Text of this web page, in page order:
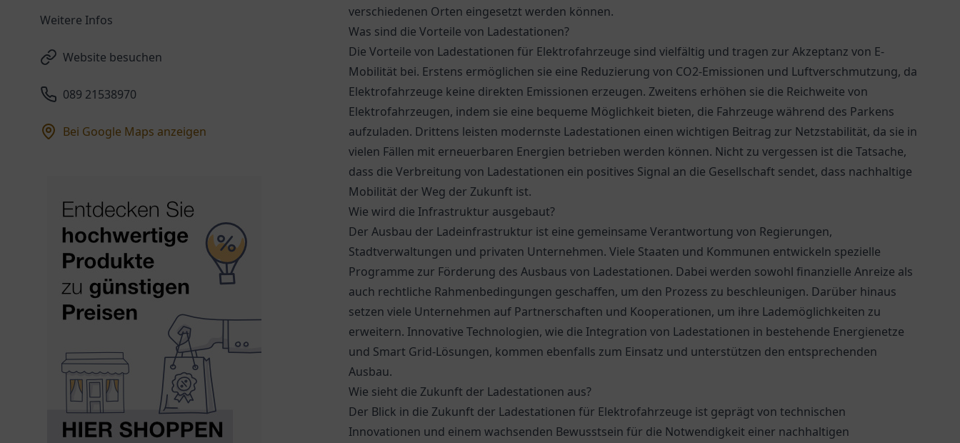
Weitere Infos
Website besuchen
089 21538970
Bei Google Maps anzeigen
verschiedenen Orten eingesetzt werden können.
Was sind die Vorteile von Ladestationen?
Die Vorteile von Ladestationen für Elektrofahrzeuge sind vielfältig und tragen zur Akzeptanz von E-
Mobilität bei. Erstens ermöglichen sie eine Reduzierung von CO2-Emissionen und Luftverschmutzung, da
Elektrofahrzeuge keine direkten Emissionen erzeugen. Zweitens erhöhen sie die Reichweite von
Elektrofahrzeugen, indem sie eine bequeme Möglichkeit bieten, die Fahrzeuge während des Parkens
aufzuladen. Drittens leisten modernste Ladestationen einen wichtigen Beitrag zur Netzstabilität, da sie in
vielen Fällen mit erneuerbaren Energien betrieben werden können. Nicht zu vergessen ist die Tatsache,
dass die Verbreitung von Ladestationen ein positives Signal an die Gesellschaft sendet, dass nachhaltige
Mobilität der Weg der Zukunft ist.
Wie wird die Infrastruktur ausgebaut?
Der Ausbau der Ladeinfrastruktur ist eine gemeinsame Verantwortung von Regierungen,
Stadtverwaltungen und privaten Unternehmen. Viele Staaten und Kommunen entwickeln spezielle
Programme zur Förderung des Ausbaus von Ladestationen. Dabei werden sowohl finanzielle Anreize als
auch rechtliche Rahmenbedingungen geschaffen, um den Prozess zu beschleunigen. Darüber hinaus
setzen viele Unternehmen auf Partnerschaften und Kooperationen, um ihre Lademöglichkeiten zu
erweitern. Innovative Technologien, wie die Integration von Ladestationen in bestehende Energienetze
und Smart Grid-Lösungen, kommen ebenfalls zum Einsatz und unterstützen den entsprechenden
Ausbau.
Wie sieht die Zukunft der Ladestationen aus?
Der Blick in die Zukunft der Ladestationen für Elektrofahrzeuge ist geprägt von technischen
Innovationen und einem wachsenden Bewusstsein für die Notwendigkeit einer nachhaltigen